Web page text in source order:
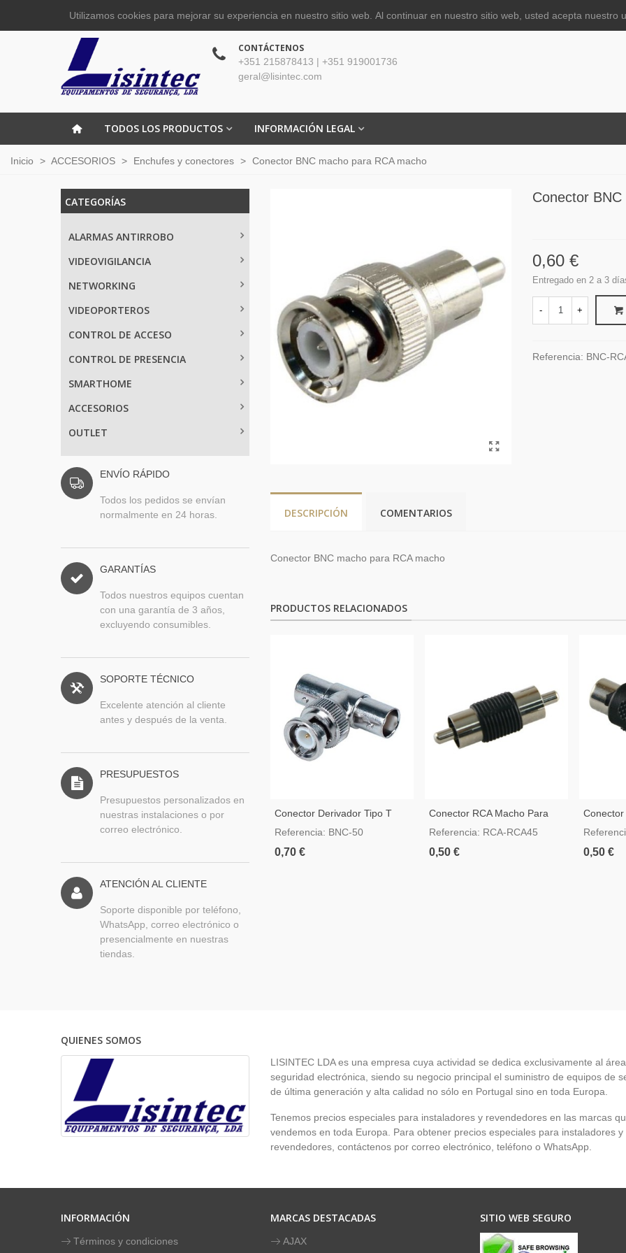
CONTÁCTENOS
+351 215878413 | +351 919001736
geral@lisintec.com
TODOS LOS PRODUCTOS INFORMACIÓN LEGAL
Inicio > ACCESORIOS > Enchufes y conectores > Conector BNC macho para RCA macho
CATEGORÍAS
ALARMAS ANTIRROBO
VIDEOVIGILANCIA
NETWORKING
VIDEOPORTEROS
CONTROL DE ACCESO
CONTROL DE PRESENCIA
SMARTHOME
ACCESORIOS
OUTLET
ENVÍO RÁPIDO
Todos los pedidos se envían
normalmente en 24 horas.
GARANTÍAS
Todos nuestros equipos cuentan
con una garantía de 3 años,
excluyendo consumibles.
SOPORTE TÉCNICO
Excelente atención al cliente
antes y después de la venta.
PRESUPUESTOS
Presupuestos personalizados en
nuestras instalaciones o por
correo electrónico.
ATENCIÓN AL CLIENTE
Soporte disponible por teléfono,
WhatsApp, correo electrónico o
presencialmente en nuestras
tiendas.
Conector
0,60 €
Entregado en 2 a 3
- +
Referencia: BNC-
DESCRIPCIÓN COMENTARIOS
Conector BNC macho para RCA macho
PRODUCTOS RELACIONADOS
Conector Derivador Tipo T
BNC Macho 2 BNC Hembra
Referencia: BNC-50
0,70 €
Conector RCA Macho Para
RCA Macho
Referencia: RCA-RCA45
0,50 €
Conector
Hembra
0,50 €
QUIENES SOMOS
LISINTEC LDA es una empresa cuya actividad se dedica exclusivamente al
seguridad electrónica, siendo su negocio principal el suministro de equipos de
de última generación y alta calidad no sólo en Portugal sino en toda Europa.
Tenemos precios especiales para instaladores y revendedores en las marcas
vendemos en toda Europa. Para obtener precios especiales para instaladores y
revendedores, contáctenos por correo electrónico, teléfono o WhatsApp.
INFORMACIÓN
Términos y condiciones
MARCAS DESTACADAS
AJAX
SITIO WEB SEGURO
Utilizamos cookies para mejorar su experiencia en nuestro sitio web. Al continuar en nuestro sitio web, usted acepta nuestro